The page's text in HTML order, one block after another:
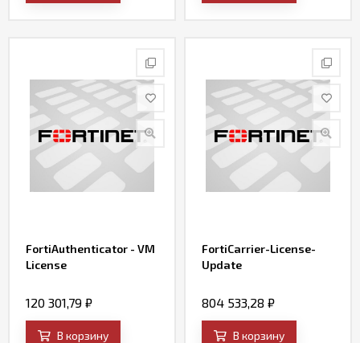
FortiAuthenticator - VM
License
120 301,79 ₽
В корзину
FortiCarrier-License-
Update
804 533,28 ₽
В корзину